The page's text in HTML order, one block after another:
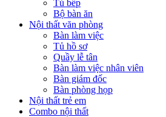
Tủ bếp
Bộ bàn ăn
Nội thất văn phòng
Bàn làm việc
Tủ hồ sơ
Quầy lễ tân
Bàn làm việc nhân viên
Bàn giám đốc
Bàn phòng họp
Nội thất trẻ em
Combo nội thất